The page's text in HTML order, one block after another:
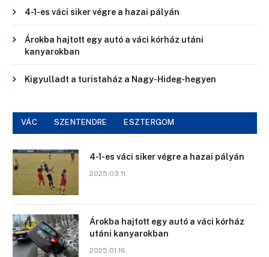
4-1-es váci siker végre a hazai pályán
Árokba hajtott egy autó a váci kórház utáni
kanyarokban
Kigyulladt a turistaház a Nagy-Hideg-hegyen
VÁC SZENTENDRE ESZTERGOM
4-1-es váci siker végre a hazai pályán
2025.03.11.
Árokba hajtott egy autó a váci kórház
utáni kanyarokban
2025.01.16.